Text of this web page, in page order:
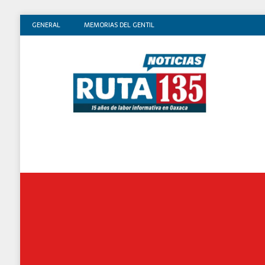
GENERAL MEMORIAS DEL GENTIL